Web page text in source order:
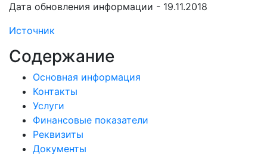
Дата обновления информации - 19.11.2018
Источник
Содержание
Основная информация
Контакты
Услуги
Финансовые показатели
Реквизиты
Документы